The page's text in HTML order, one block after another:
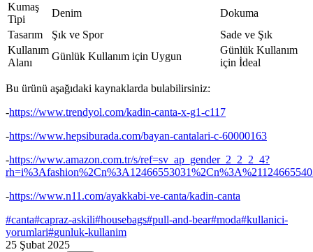
Kumaş
Tipi
Denim
Dokuma
Tasarım
Şık ve Spor
Sade ve Şık
Kullanım
Alanı
Günlük Kullanım için Uygun
Günlük Kullanım
için İdeal
Bu ürünü aşağıdaki kaynaklarda bulabilirsiniz:
-https://www.trendyol.com/kadin-canta-x-g1-c117
-https://www.hepsiburada.com/bayan-cantalari-c-60000163
-https://www.amazon.com.tr/s/ref=sv_ap_gender_2_2_2_4?
-https://www.n11.com/ayakkabi-ve-canta/kadin-canta
#canta#capraz-askili#housebags#pull-and-bear#moda#kullanici-
yorumlari#gunluk-kullanim
25 Şubat 2025